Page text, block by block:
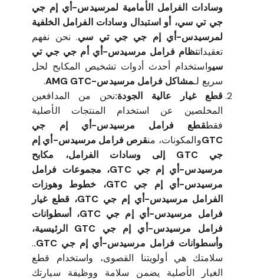
وسادات الفرامل الأمامية لمرسيدس-أي إم جي
جي تي سي، أو استبدال وسادات الفرامل الخلفية
لمرسيدس-أي إم جي جي تي سي. نحن نفهم
تعقيداتنظام فرامل مرسيدس-أي أم جي جي تي
سيواستخدام أحدث أدوات تشخيص المكابح لحل
سريع لـمشاكل فرامل مرسيدس-AMG GTC
.
قطع غيار عالية الجودة:نحن من المدافعين
المخلصين عن استخدام المنتجات الأصلية
فقطقطع فرامل مرسيدس-أي إم جي
GTCوالمكونات، منقرص فرامل مرسيدس-أي إم
جي GTC إلى وسادات الفرامل، مكابح
مرسيدس-أي إم جي GTC، مجموعات فرامل
مرسيدس-أي إم جي GTC، خطوط وهوزات
الفرامل مرسيدس-أي إم جي GTC، قطع غيار
فرامل مرسيدس-أي إم جي GTC، أسطوانات
فرامل مرسيدس-أي إم جي GTC الرئيسية،
وأسطوانات فرامل مرسيدس-أي إم جي GTC.
.
سلامتك هي أولويتنا القصوى، واستخدام قطع
الغيار الأصلية يضمن سلامة ووظيفة سيارتك